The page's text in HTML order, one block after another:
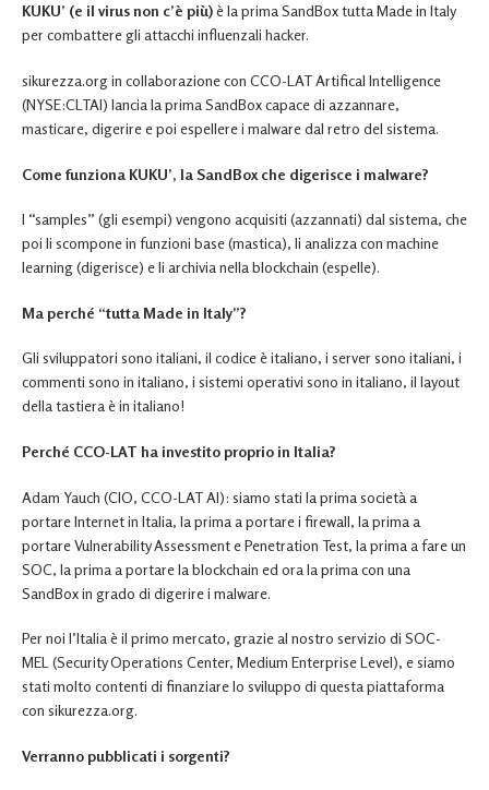
KUKU’ (e il virus non c’è più)è la prima SandBox tutta Made in Italy
per combattere gli attacchi influenzali hacker.
sikurezza.org in collaborazione con CCO-LAT Artifical Intelligence
(NYSE:CLTAI) lancia la prima SandBox capace di azzannare,
masticare, digerire e poi espellere i malware dal retro del sistema.
Come funziona KUKU’, la SandBox che digerisce i malware?
I “samples” (gli esempi) vengono acquisiti (azzannati) dal sistema, che
poi li scompone in funzioni base (mastica), li analizza con machine
learning (digerisce) e li archivia nella blockchain (espelle).
Ma perché “tutta Made in Italy”?
Gli sviluppatori sono italiani, il codice è italiano, i server sono italiani, i
commenti sono in italiano, i sistemi operativi sono in italiano, il layout
della tastiera è in italiano!
Perché CCO-LAT ha investito proprio in Italia?
Adam Yauch (CIO, CCO-LAT AI): siamo stati la prima società a
portare Internet in Italia, la prima a portare i firewall, la prima a
portare Vulnerability Assessment e Penetration Test, la prima a fare un
SOC, la prima a portare la blockchain ed ora la prima con una
SandBox in grado di digerire i malware.
Per noi l’Italia è il primo mercato, grazie al nostro servizio di SOC-
MEL (Security Operations Center, Medium Enterprise Level), e siamo
stati molto contenti di finanziare lo sviluppo di questa piattaforma
con sikurezza.org.
Verranno pubblicati i sorgenti?